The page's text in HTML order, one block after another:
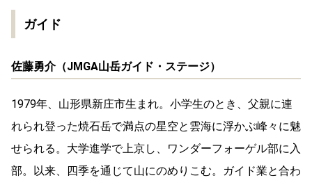
ガイド
佐藤勇介（JMGA山岳ガイド・ステージ）
1979年、山形県新庄市生まれ。小学生のとき、父親に連
れられ登った焼石岳で満点の星空と雲海に浮かぶ峰々に魅
せられる。大学進学で上京し、ワンダーフォーゲル部に入
部。以来、四季を通じて山にのめりこむ。ガイド業と合わ